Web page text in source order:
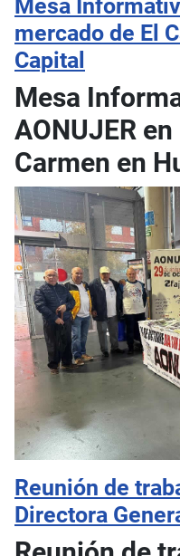
Mesa
mercado de El
Capital
Mesa
AONUJER
Carmen en
Reunión de
Directora